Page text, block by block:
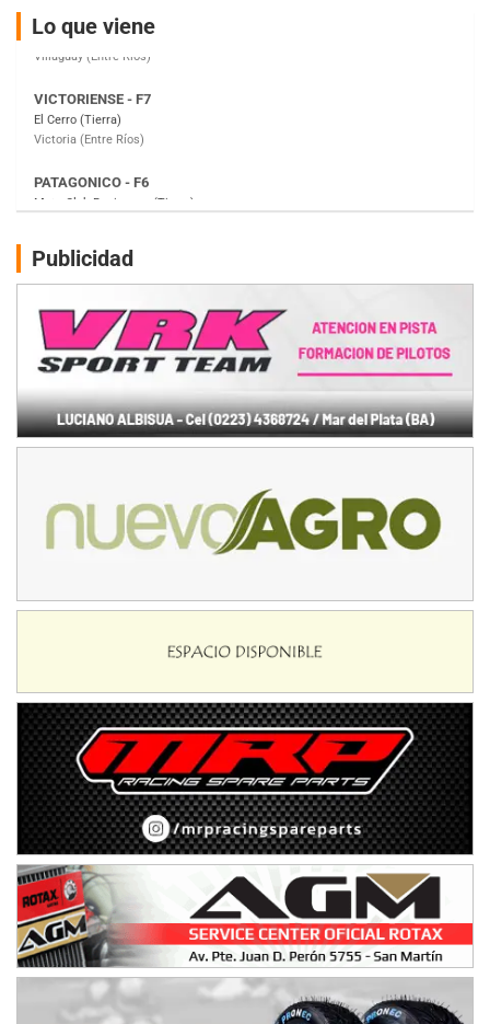
entradas
Lo que viene
El Cerro (Tierra)
Victoria (Entre Ríos)
Moto Club Reginense (Tierra)
Gral. E. Godoy (Río Negro)
Juventud Unida (Tierra)
Humboldt (Santa Fe)
NORESTE SANTAFESINO - F6
Ciudad de Avellaneda (Asfalto)
Avellaneda (Santa Fe)
SUR SANTAFESINO - F4
José Samuel Sánchez (Tierra)
Rufino (Santa Fe)
TUCUMANO - F5
Juan Navarro (Asfalto)
COBERTURA ESPECIAL DE E-KART.COM.AR
08/09-AGO
IAME SERIES ARGENTINA 6
Ciudad de Trenque Lauquen (Asfalto)
ENTRERRIANO - F6 (POSTERGADA)
Parque de la Velocidad (Asfalto)
Villaguay (Entre Ríos)
VICTORIENSE - F7
El Cerro (Tierra)
Victoria (Entre Ríos)
PATAGONICO - F6
Moto Club Reginense (Tierra)
Gral. E. Godoy (Río Negro)
CSK - F7
Juventud Unida (Tierra)
Humboldt (Santa Fe)
Publicidad